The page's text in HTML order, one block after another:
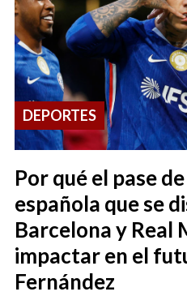
Por qué el pase
española que se
Barcelona y Real
impactar en el
Fernández
DEPORTES